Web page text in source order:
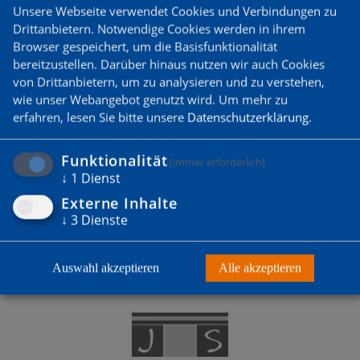
DU WILLST MITGLIED
WERDEN?
Zum Probetraining anmelden
Unsere Webseite verwendet Cookies und Verbindungen zu
Drittanbietern. Notwendige Cookies werden in ihrem
Browser gespeichert, um die Basisfunktionalität
bereitzustellen. Darüber hinaus nutzen wir auch Cookies
von Drittanbietern, um zu analysieren und zu verstehen,
wie unser Webangebot genutzt wird. Um mehr zu
erfahren, lesen Sie bitte unsere Datenschutzerklärung.
Funktionalität(immer erforderlich)
↓ 1 Dienst
Externe Inhalte
↓ 3 Dienste
Auswahl akzeptieren Alle akzeptieren